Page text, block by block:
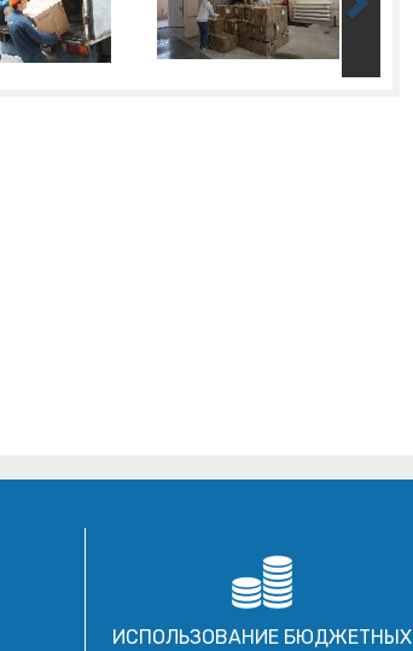
ИСПОЛЬЗОВАНИЕ БЮДЖЕТНЫХ